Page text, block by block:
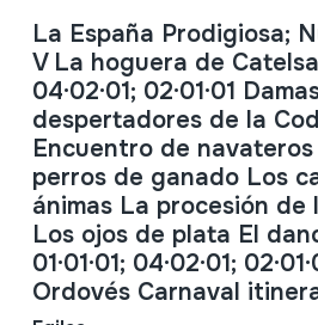
La España Prodigiosa;
V La hoguera de
04·02·01; 02·01·01
despertadores de la
Encuentro de
perros de ganado Los
ánimas La procesión de
Los ojos de plata El
01·01·01; 04·02·01;
Ordovés Carnaval